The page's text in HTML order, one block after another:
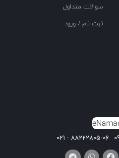
سوالات متداول
ثبت نام / ورود
88222805-06 - 021